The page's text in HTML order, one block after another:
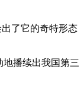
了它的奇特形态
播续出我国第三